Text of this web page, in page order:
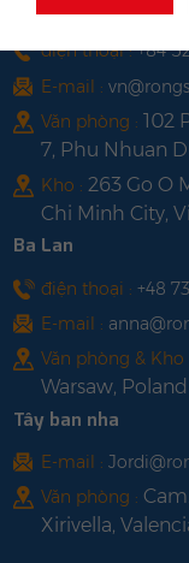
điện thoại :+84
E-mail :
Văn phòng : 102
7, Phu Nhuan
Kho : 263 Go O
Chi Minh City,
Ba Lan
điện thoại : +48
E-mail :
Văn phòng & Kho
Warsaw, Poland
Tây ban nha
E-mail :
Văn phòng :
Xirivella,